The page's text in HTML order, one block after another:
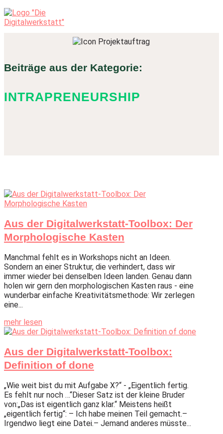
Beiträge aus der Kategorie:
INTRAPRENEURSHIP
Aus der Digitalwerkstatt-Toolbox: Der
Morphologische Kasten
Manchmal fehlt es in Workshops nicht an Ideen.
Sondern an einer Struktur, die verhindert, dass wir
immer wieder bei denselben Ideen landen. Genau dann
holen wir gern den morphologischen Kasten raus - eine
wunderbar einfache Kreativitätsmethode: Wir zerlegen
eine...
mehr lesen
Aus der Digitalwerkstatt-Toolbox:
Definition of done
„Wie weit bist du mit Aufgabe X?“ - „Eigentlich fertig.
Es fehlt nur noch …“Dieser Satz ist der kleine Bruder
von:„Das ist eigentlich ganz klar.“ Meistens heißt
„eigentlich fertig“: – Ich habe meinen Teil gemacht.–
Irgendwo liegt eine Datei.– Jemand anderes müsste...